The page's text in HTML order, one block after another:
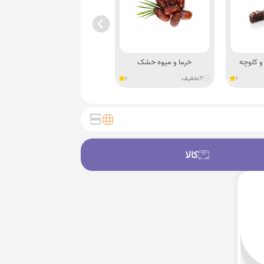
کلوچه
1
خرما و میوه خشک
2تخفیف 1
کالاکالا